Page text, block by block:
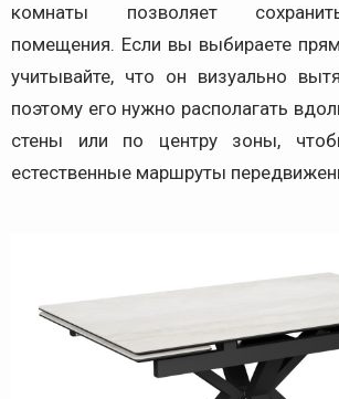
комнаты позволяет
помещения. Если вы выбираете
учитывайте, что он визуально
поэтому его нужно располагать
стены или по центру зоны,
естественные маршруты